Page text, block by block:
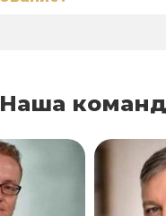
Наша